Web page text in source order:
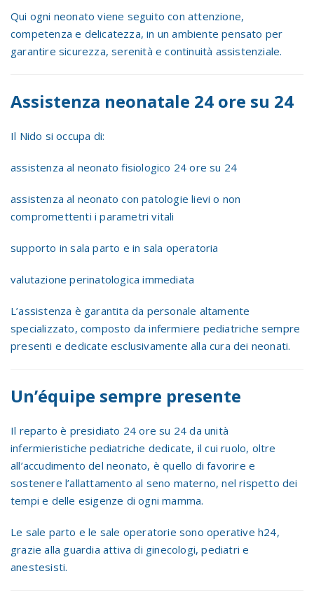
Qui ogni neonato viene seguito con attenzione,
competenza e delicatezza, in un ambiente pensato per
garantire sicurezza, serenità e continuità assistenziale.
Assistenza neonatale 24 ore su 24
Il Nido si occupa di:
assistenza al neonato fisiologico 24 ore su 24
assistenza al neonato con patologie lievi o non
compromettenti i parametri vitali
supporto in sala parto e in sala operatoria
valutazione perinatologica immediata
L’assistenza è garantita da personale altamente
specializzato, composto da infermiere pediatriche sempre
presenti e dedicate esclusivamente alla cura dei neonati.
Un’équipe sempre presente
Il reparto è presidiato 24 ore su 24 da unità
infermieristiche pediatriche dedicate, il cui ruolo, oltre
all’accudimento del neonato, è quello di favorire e
sostenere l’allattamento al seno materno, nel rispetto dei
tempi e delle esigenze di ogni mamma.
Le sale parto e le sale operatorie sono operative h24,
grazie alla guardia attiva di ginecologi, pediatri e
anestesisti.